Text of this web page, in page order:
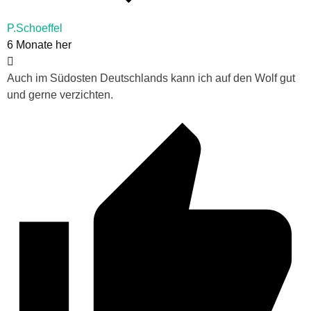
P.Schoeffel
6 Monate her
Auch im Südosten Deutschlands kann ich auf den Wolf gut
und gerne verzichten.